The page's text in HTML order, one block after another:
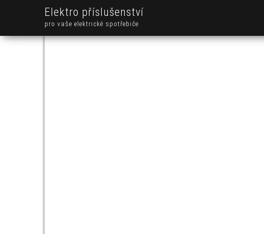
Elektro příslušenství
pro vaše elektrické spotřebiče